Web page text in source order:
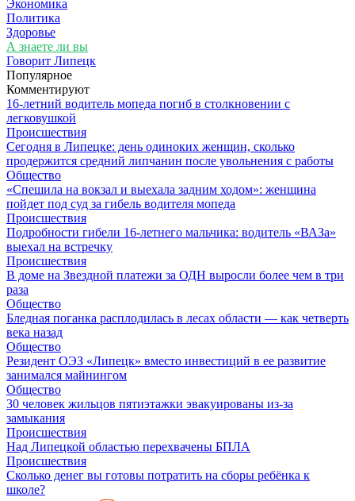
Экономика
Политика
Здоровье
А знаете ли вы
Говорит Липецк
Популярное
Комментируют
16-летний водитель мопеда погиб в столкновении с
легковушкой
Происшествия
Сегодня в Липецке: день одиноких женщин, сколько
продержится средний липчанин после увольнения с работы
Общество
«Спешила на вокзал и выехала задним ходом»: женщина
пойдет под суд за гибель водителя мопеда
Происшествия
Подробности гибели 16-летнего мальчика: водитель «ВАЗа»
выехал на встречку
Происшествия
В доме на Звездной платежи за ОДН выросли более чем в три
раза
Общество
Бледная поганка расплодилась в лесах области — как четверть
века назад
Общество
Резидент ОЭЗ «Липецк» вместо инвестиций в ее развитие
занимался майнингом
Общество
30 человек жильцов пятиэтажки эвакуированы из-за
замыкания
Происшествия
Над Липецкой областью перехвачены БПЛА
Происшествия
Сколько денег вы готовы потратить на сборы ребёнка к
школе?